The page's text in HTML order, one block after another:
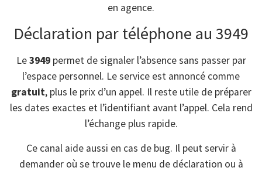
en agence.
Déclaration par téléphone au 3949
Le3949permet de signaler l’absence sans passer par
l’espace personnel. Le service est annoncé comme
gratuit, plus le prix d’un appel. Il reste utile de préparer
les dates exactes et l’identifiant avant l’appel. Cela rend
l’échange plus rapide.
Ce canal aide aussi en cas de bug. Il peut servir à
demander où se trouve le menu de déclaration ou à